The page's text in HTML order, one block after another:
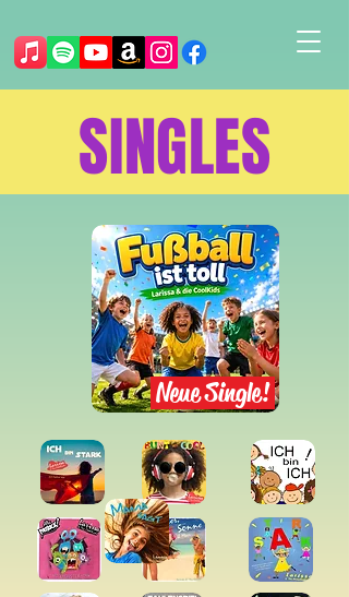
SINGLES
Neue Single!